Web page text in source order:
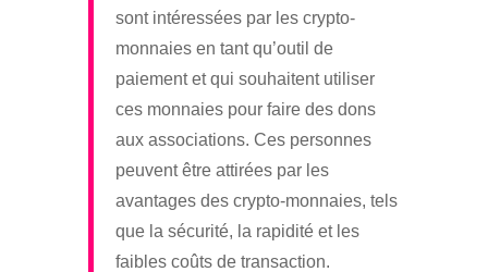
sont intéressées par les crypto-
monnaies en tant qu’outil de
paiement et qui souhaitent utiliser
ces monnaies pour faire des dons
aux associations. Ces personnes
peuvent être attirées par les
avantages des crypto-monnaies, tels
que la sécurité, la rapidité et les
faibles coûts de transaction.